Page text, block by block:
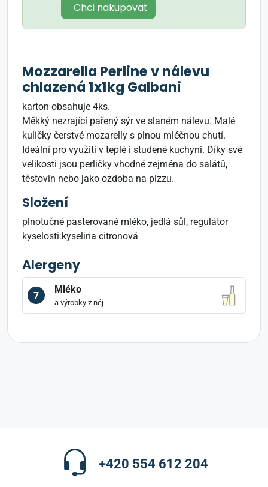
Chci nakupovat
Mozzarella Perline v nálevu
chlazená 1x1kg Galbani
karton obsahuje 4ks.
Měkký nezrající pařený sýr ve slaném nálevu. Malé
kuličky čerstvé mozarelly s plnou mléčnou chutí.
Ideální pro využití v teplé i studené kuchyni. Díky své
velikosti jsou perličky vhodné zejména do salátů,
těstovin nebo jako ozdoba na pizzu.
Složení
plnotučné pasterované mléko, jedlá sůl, regulátor
kyselosti:kyselina citronová
Alergeny
7
Mléko
a výrobky z něj
+420 554 612 204